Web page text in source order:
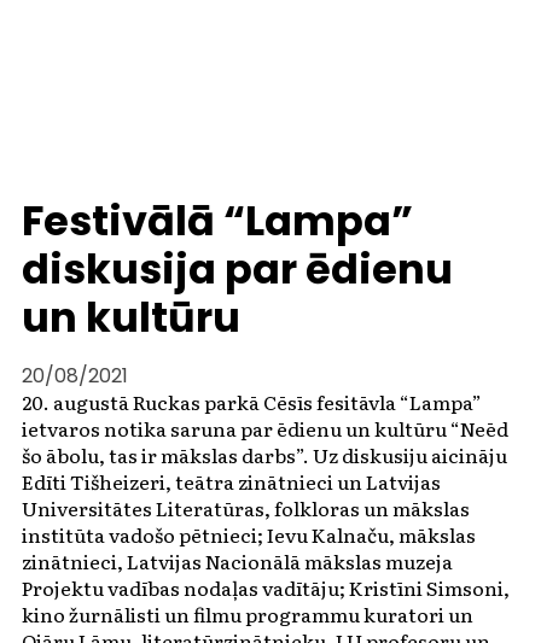
Festivālā “Lampa”
diskusija par ēdienu
un kultūru
20/08/2021
20. augustā Ruckas parkā Cēsīs fesitāvla “Lampa”
ietvaros notika saruna par ēdienu un kultūru “Neēd
šo ābolu, tas ir mākslas darbs”. Uz diskusiju aicināju
Edīti Tišheizeri, teātra zinātnieci un Latvijas
Universitātes Literatūras, folkloras un mākslas
institūta vadošo pētnieci; Ievu Kalnaču, mākslas
zinātnieci, Latvijas Nacionālā mākslas muzeja
Projektu vadības nodaļas vadītāju; Kristīni Simsoni,
kino žurnālisti un filmu programmu kuratori un